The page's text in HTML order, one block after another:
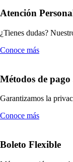
Atención
¿Tienes dudas?
Conoce más
Métodos de pago
Garantizamos la
Conoce más
Boleto Flexible